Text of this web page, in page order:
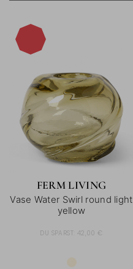
FERM LIVING
Vase Water Swirl round light
yellow
DU SPARST: 42,00 €